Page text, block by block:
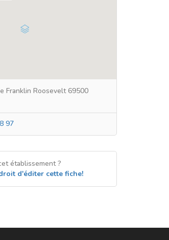
Franklin Roosevelt 69500
97
établissement ?
d'éditer cette fiche!